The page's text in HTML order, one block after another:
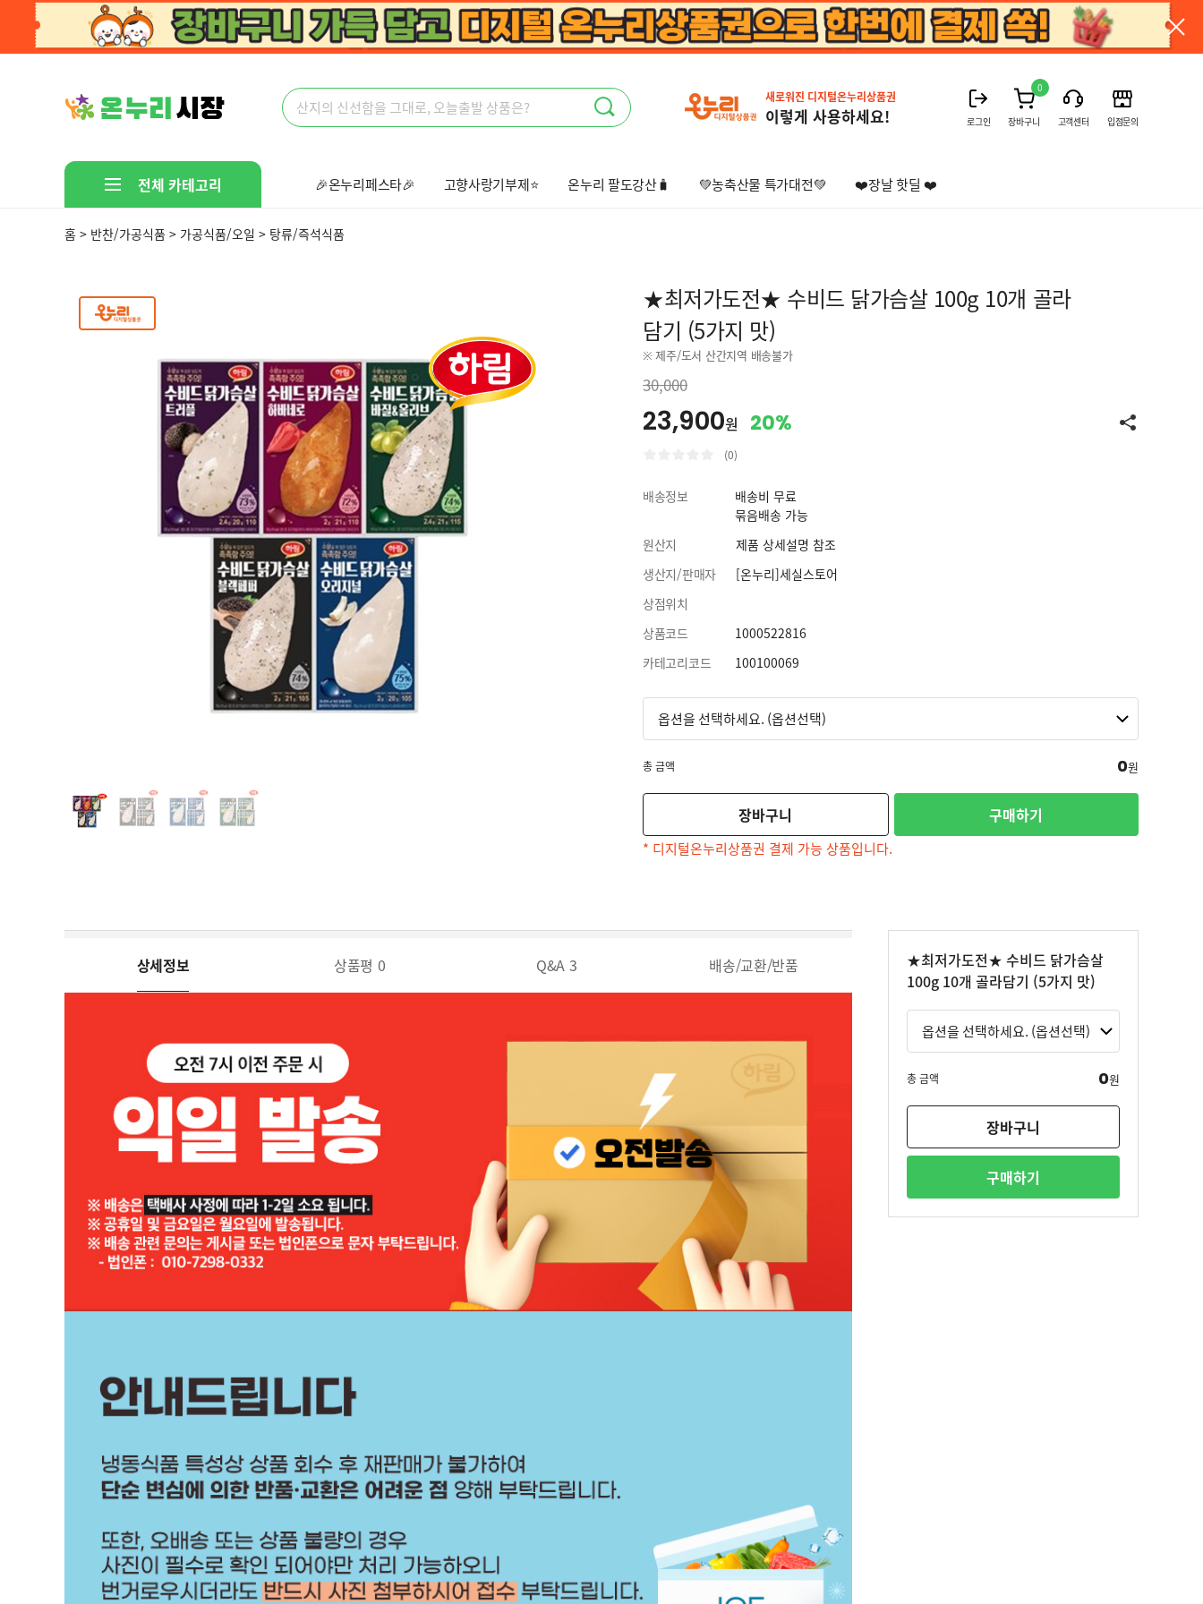
새로워진 디지털온누리상품권
이렇게 사용하세요! 로그인
0
장바구니 고객센터 입점문의
전체 카테고리
선착순 핫딜
🎉온누리페스타🎉 고향사랑기부제⭐ 온누리 팔도강산🧳 💚농축산물 특가대전💚 ❤️장날 핫딜 ❤️
🤩다있다!만물상회🤩
홈 > 반찬/가공식품 > 가공식품/오일 > 탕류/즉석식품
★최저가도전★ 수비드 닭가슴살 100g 10개 골라
담기 (5가지 맛)
※ 제주/도서 산간지역 배송불가
30,000
23,900원 20%
(0)
배송정보
배송비 무료
묶음배송 가능
원산지
제품 상세설명 참조
생산지/판매자
[온누리]세실스토어
상점위치
상품코드
1000522816
카테고리코드
100100069
총 금액 0원
장바구니 구매하기
* 디지털온누리상품권 결제 가능 상품입니다.
상세정보 상품평 0 Q&A 3 배송/교환/반품
★최저가도전★ 수비드 닭가슴살
100g 10개 골라담기 (5가지 맛)
총 금액 0원
장바구니
구매하기